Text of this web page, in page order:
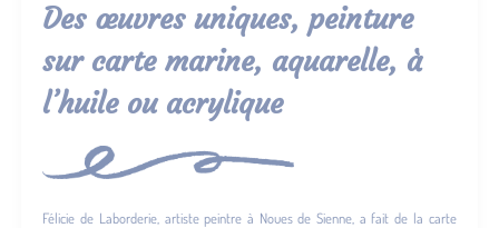
Des œuvres uniques, peinture
sur carte marine, aquarelle, à
l’huile ou acrylique
Félicie de Laborderie, artiste peintre à Noues de Sienne, a fait de la carte